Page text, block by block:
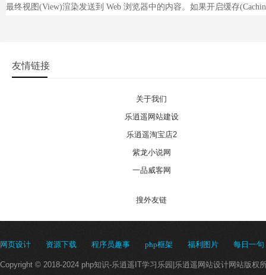
最终视图(View)渲染发送到 Web 浏览器中的内容。如果开启缓存
友情链接
关于我们
乐逍遥网站建设
乐逍遥淘宝店2
紫龙小说网
一品威客网
搜外友链
网页设计 资源下载 程序员趣事 php框架 福利图片 每日一句
Copyright © 2018-2024 php知识-乐逍遥IT学习乐园|乐逍遥网站设计网站版权